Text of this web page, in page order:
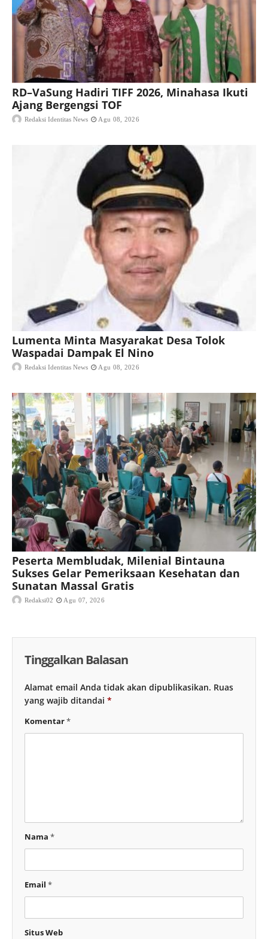
RD–VaSung Hadiri TIFF 2026, Minahasa Ikuti
Ajang Bergengsi TOF
Redaksi Identitas News Agu 08, 2026
Lumenta Minta Masyarakat Desa Tolok
Waspadai Dampak El Nino
Redaksi Identitas News Agu 08, 2026
Peserta Membludak, Milenial Bintauna
Sukses Gelar Pemeriksaan Kesehatan dan
Sunatan Massal Gratis
Redaksi02 Agu 07, 2026
Tinggalkan Balasan
Alamat email Anda tidak akan dipublikasikan. Ruas
yang wajib ditandai *
Komentar*
Nama *
Email *
Situs Web